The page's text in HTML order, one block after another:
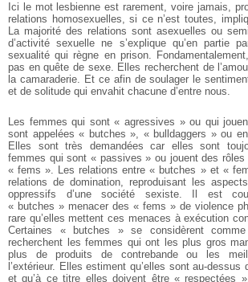
Ici le mot lesbienne est rarement, voire jamais,
relations homosexuelles, si ce n’est toutes,
La majorité des relations sont asexuelles ou
d’activité sexuelle ne s’explique qu’en partie
sexualité qui règne en prison.
pas en quête de sexe. Elles recherchent de
la camaraderie. Et ce afin de soulager le
et de solitude qui envahit chacune d’entre nous.
Les femmes qui sont « agressives » ou qui
sont appelées « butches », « bulldaggers » ou
Elles sont très demandées car elles sont
femmes qui sont « passives » ou jouent des rôles
« fems ». Les relations entre « butches » et «
relations de domination, reproduisant les
oppressifs d’une société sexiste. Il est
« butches » menacer des « fems » de violence
rare qu’elles mettent ces menaces à exécution
Certaines « butches » se considèrent
recherchent les femmes qui ont les plus gros
plus de produits de contrebande ou les
l’extérieur. Elles estiment qu’elles sont au-dessus
et qu’à ce titre elles doivent être « respectées